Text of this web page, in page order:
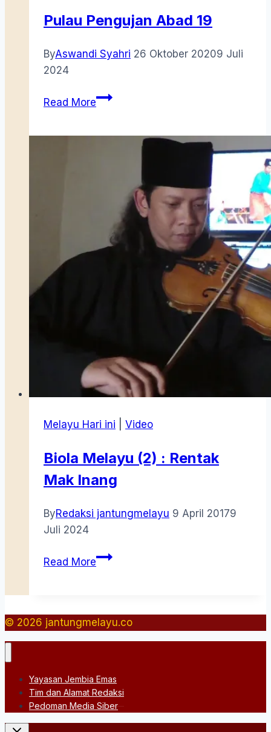
Pulau Pengujan Abad 19
ByAswandi Syahri 26 Oktober 20209 Juli
2024
Read MorePulau
Melayu Hari ini Video
Biola Melayu (2) : Rentak
Mak Inang
ByRedaksi jantungmelayu 9 April 20179
Juli 2024
Read MoreBiola
Rentak
© 2026 jantungmelayu.co
Yayasan Jembia Emas
Tim dan Alamat Redaksi
Pedoman Media Siber